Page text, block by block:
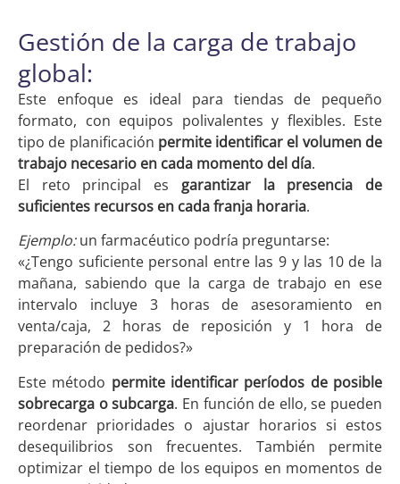
Gestión de la carga de trabajo
global:
Este enfoque es ideal para tiendas de pequeño
formato, con equipos polivalentes y flexibles. Este
tipo de planificación permite identificar el volumen de
trabajo necesario en cada momento del día.
El reto principal es garantizar la presencia de
suficientes recursos en cada franja horaria.
Ejemplo:un farmacéutico podría preguntarse:
«¿Tengo suficiente personal entre las 9 y las 10 de la
mañana, sabiendo que la carga de trabajo en ese
intervalo incluye 3 horas de asesoramiento en
venta/caja, 2 horas de reposición y 1 hora de
preparación de pedidos?»
Este método permite identificar períodos de posible
sobrecarga o subcarga. En función de ello, se pueden
reordenar prioridades o ajustar horarios si estos
desequilibrios son frecuentes. También permite
optimizar el tiempo de los equipos en momentos de